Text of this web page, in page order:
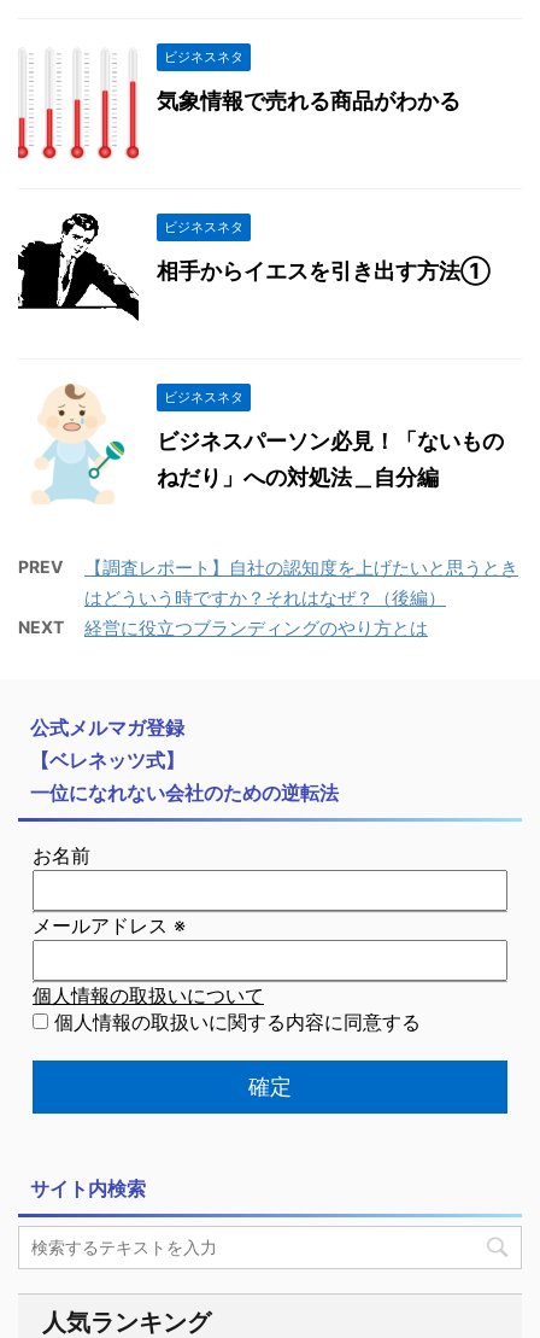
ビジネスネタ
気象情報で売れる商品がわかる
ビジネスネタ
相手からイエスを引き出す方法①
ビジネスネタ
ビジネスパーソン必見！「ないもの
ねだり」への対処法＿自分編
PREV
【調査レポート】自社の認知度を上げたいと思うとき
はどういう時ですか？それはなぜ？（後編）
NEXT 経営に役立つブランディングのやり方とは
公式メルマガ登録
【ベレネッツ式】
一位になれない会社のための逆転法
お名前
メールアドレス ※
個人情報の取扱いについて
個人情報の取扱いに関する内容に同意する
サイト内検索
人気ランキング